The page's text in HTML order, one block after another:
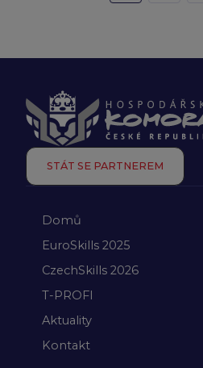
STÁT SE PARTNEREM
Domů
EuroSkills 2025
CzechSkills 2026
T-PROFI
Aktuality
Kontakt